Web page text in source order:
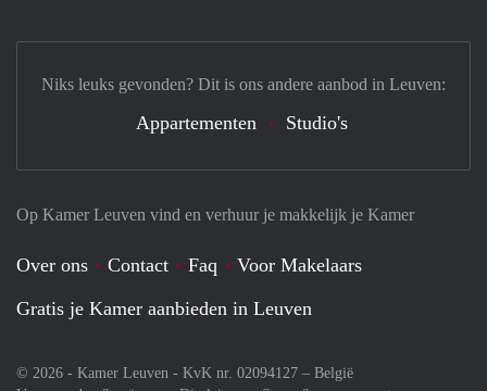
Op Kamer Leuven vind en verhuur je makkelijk je Kamer
Over ons Contact Faq
Voor Makelaars
Gratis je Kamer aanbieden in Leuven
© 2026 - Kamer Leuven - KvK nr. 02094127 – België
Niks leuks gevonden? Dit is ons andere aanbod in Leuven:
Appartementen Studio's